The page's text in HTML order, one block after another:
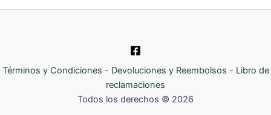
Términos y Condiciones - Devoluciones y Reembolsos - Libro de
reclamaciones
Todos los derechos © 2026